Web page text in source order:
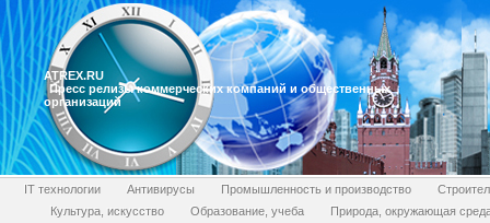
ATREX.RU
Пресс релизы коммерческих компаний и общественных
организаций
IT технологии Антивирусы Промышленность и производство
Культура, искусство
Образование, учеба
Природа, окружающая